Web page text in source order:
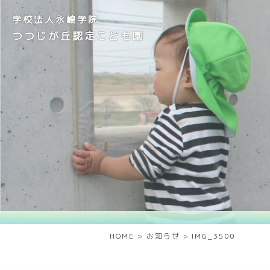
学校法人永嶋学院
つつじが丘認定こども園
HOME > お知らせ > IMG_3500